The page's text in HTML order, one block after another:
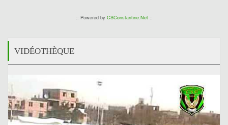
:: Powered by CSConstantine.Net::
VIDÉOTHÈQUE